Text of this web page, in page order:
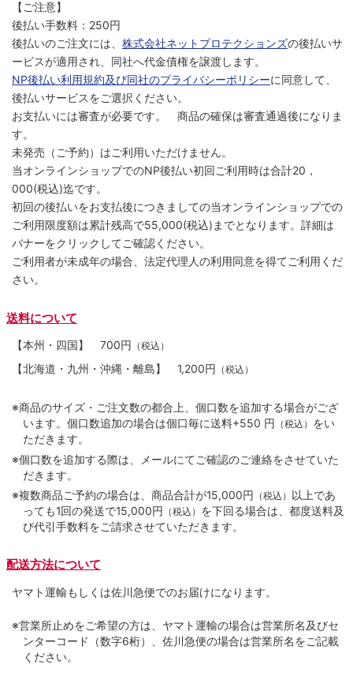
【ご注意】
後払い手数料：250円
後払いのご注文には、 株式会社ネットプロテクションズの後払いサ
ービスが適用され、同社へ代金債権を譲渡します。
NP後払い利用規約及び同社のプライバシーポリシーに同意して、
後払いサービスをご選択ください。
お支払いには審査が必要です。 商品の確保は審査通過後になりま
す。
未発売（ご予約）はご利用いただけません。
当オンラインショップでのNP後払い初回ご利用時は合計20，
000(税込)迄です。
初回の後払いをお支払後につきましての当オンラインショップでの
ご利用限度額は累計残高で55,000(税込)までとなります。詳細は
バナーをクリックしてご確認ください。
ご利用者が未成年の場合、法定代理人の利用同意を得てご利用くだ
さい。
送料について
【本州・四国】 700円 （税込）
【北海道・九州・沖縄・離島】 1,200円 （税込）
※商品のサイズ・ご注文数の都合上、個口数を追加する場合がござ
います。個口数追加の場合は個口毎に送料+550 円 （税込） をい
ただきます。
※個口数を追加する際は、メールにてご確認のご連絡をさせていた
だきます。
※複数商品ご予約の場合は、商品合計が15,000円 （税込） 以上であ
っても1回の発送で15,000円 （税込） を下回る場合は、都度送料及
び代引手数料をご請求させていただきます。
配送方法について
ヤマト運輸もしくは佐川急便でのお届けになります。
※営業所止めをご希望の方は、ヤマト運輸の場合は営業所名及びセ
ンターコード（数字6桁）、佐川急便の場合は営業所名をご記載
ください。